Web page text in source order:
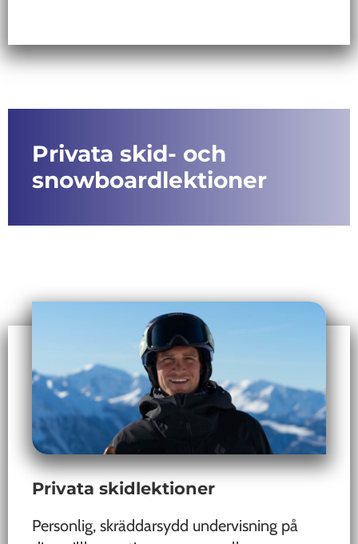
Privata skid- och
snowboardlektioner
Privata skidlektioner
Personlig, skräddarsydd undervisning på